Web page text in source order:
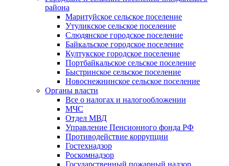
района
Маритуйское сельское поселение
Утуликское сельское поселение
Слюдянское городское поселение
Байкальское городское поселение
Култукское городское поселение
Портбайкальское сельское поселение
Быстринское сельское поселение
Новоснежнинское сельское поселение
Органы власти
Все о налогах и налогообложении
МЧС
Отдел МВД
Управление Пенсионного фонда РФ
Противодействие коррупции
Гостехнадзор
Роскомнадзор
Государственный пожарный надзор